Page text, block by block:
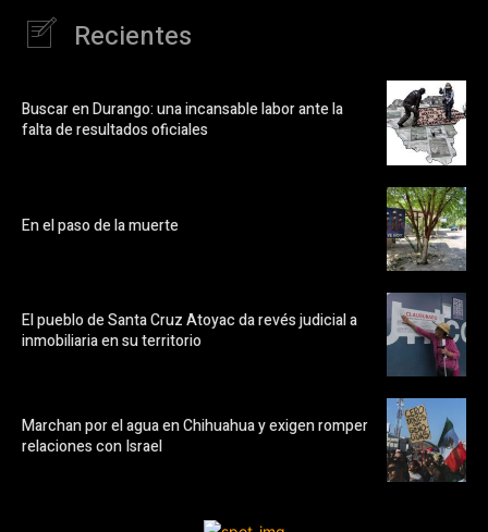
Recientes
Buscar en Durango: una incansable labor ante la
falta de resultados oficiales
En el paso de la muerte
El pueblo de Santa Cruz Atoyac da revés judicial a
inmobiliaria en su territorio
Marchan por el agua en Chihuahua y exigen romper
relaciones con Israel